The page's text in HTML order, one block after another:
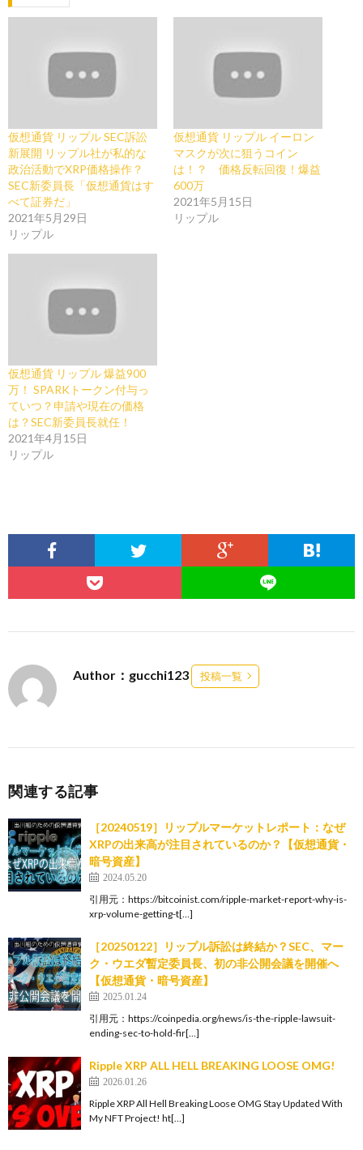
仮想通貨 リップル SEC訴訟
新展開 リップル社が私的な
政治活動でXRP価格操作？
SEC新委員長「仮想通貨はす
べて証券だ」
2021年5月29日
リップル
仮想通貨 リップル イーロン
マスクが次に狙うコイン
は！？ 価格反転回復！爆益
600万
2021年5月15日
リップル
仮想通貨 リップル 爆益900
万！ SPARKトークン付与っ
ていつ？申請や現在の価格
は？SEC新委員長就任！
2021年4月15日
リップル
Author：gucchi123 投稿一覧
関連する記事
［20240519］リップルマーケットレポート：なぜ
XRPの出来高が注目されているのか？【仮想通貨・
暗号資産】
2024.05.20
引用元：https://bitcoinist.com/ripple-market-report-why-is-
xrp-volume-getting-t[…]
［20250122］リップル訴訟は終結か？SEC、マー
ク・ウエダ暫定委員長、初の非公開会議を開催へ
【仮想通貨・暗号資産】
2025.01.24
引用元：https://coinpedia.org/news/is-the-ripple-lawsuit-
ending-sec-to-hold-fir[…]
Ripple XRP ALL HELL BREAKING LOOSE OMG!
2026.01.26
Ripple XRP All Hell Breaking Loose OMG Stay Updated With
My NFT Project! ht[…]